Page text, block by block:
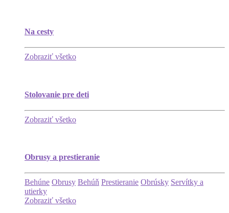
Na cesty
Zobraziť všetko
Stolovanie pre deti
Zobraziť všetko
Obrusy a prestieranie
Behúne Obrusy Behúň Prestieranie Obrúsky Servítky a
utierky
Zobraziť všetko